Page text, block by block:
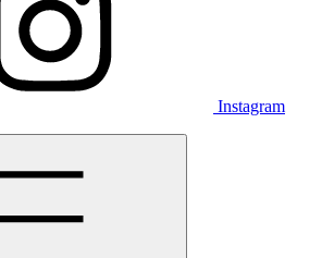
Instagram